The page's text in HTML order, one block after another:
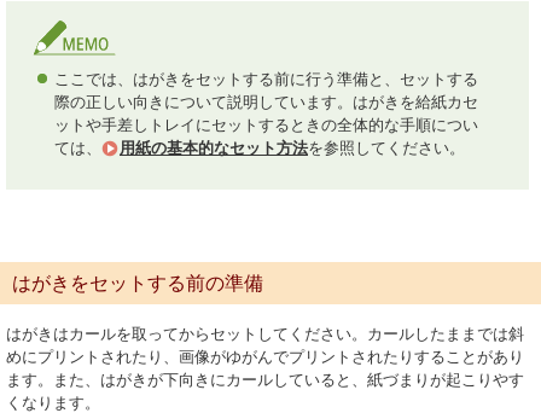
ここでは、はがきをセットする前に行う準備と、セットする
際の正しい向きについて説明しています。はがきを給紙カセ
ットや手差しトレイにセットするときの全体的な手順につい
ては、
用紙の基本的なセット方法を参照してください。
はがきをセットする前の準備
はがきはカールを取ってからセットしてください。カールしたままでは斜
めにプリントされたり、画像がゆがんでプリントされたりすることがあり
ます。また、はがきが下向きにカールしていると、紙づまりが起こりやす
くなります。